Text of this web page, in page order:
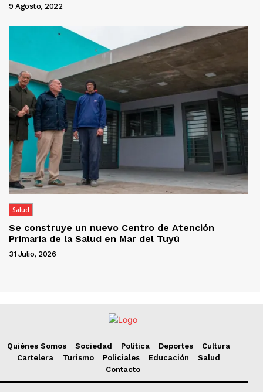
9 Agosto, 2022
Salud
Se construye un nuevo Centro de Atención
Primaria de la Salud en Mar del Tuyú
31 Julio, 2026
Quiénes Somos Sociedad Política Deportes
Cultura
Cartelera
Turismo Policiales Educación
Salud
Contacto